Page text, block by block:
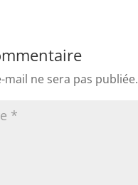
mail ne sera pas publiée.